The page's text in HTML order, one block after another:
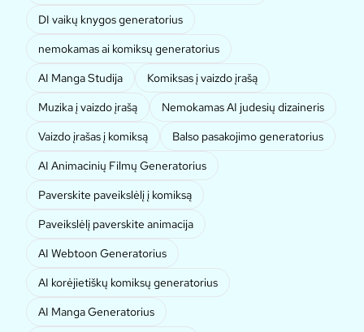
DI vaikų knygos generatorius
nemokamas ai komiksų generatorius
AI Manga Studija
Komiksas į vaizdo įrašą
Muzika į vaizdo įrašą
Nemokamas AI judesių dizaineris
Vaizdo įrašas į komiksą
Balso pasakojimo generatorius
AI Animacinių Filmų Generatorius
Paverskite paveikslėlį į komiksą
Paveikslėlį paverskite animacija
AI Webtoon Generatorius
AI korėjietiškų komiksų generatorius
AI Manga Generatorius